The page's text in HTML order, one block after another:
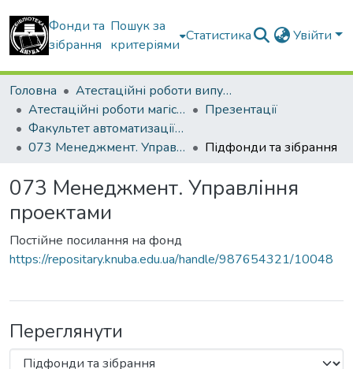
Фонди та
зібрання
Пошук за
критеріями
Статистика Увійти
Головна
Атестаційні роботи випускників
Атестаційні роботи магістрів
Презентації
Факультет автоматизації і інформаційних технологій
073 Менеджмент. Управління проектами
Підфонди та зібрання
073 Менеджмент. Управління
проектами
Постійне посилання на фонд
https://repositary.knuba.edu.ua/handle/987654321/10048
Переглянути